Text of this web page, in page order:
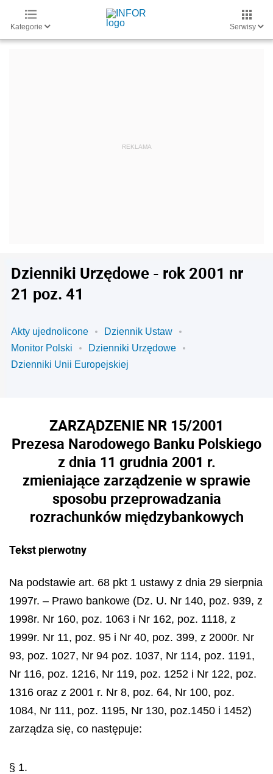
Kategorie Serwisy
Dzienniki Urzędowe - rok 2001 nr
21 poz. 41
Akty ujednolicone
Dziennik Ustaw
Monitor Polski
Dzienniki Urzędowe
Dzienniki Unii Europejskiej
ZARZĄDZENIE NR 15/2001
Prezesa Narodowego Banku Polskiego
z dnia 11 grudnia 2001 r.
zmieniające zarządzenie w sprawie
sposobu przeprowadzania
rozrachunków międzybankowych
Tekst pierwotny
Na podstawie art. 68 pkt 1 ustawy z dnia 29 sierpnia
1997r. – Prawo bankowe (Dz. U. Nr 140, poz. 939, z
1998r. Nr 160, poz. 1063 i Nr 162, poz. 1118, z
1999r. Nr 11, poz. 95 i Nr 40, poz. 399, z 2000r. Nr
93, poz. 1027, Nr 94 poz. 1037, Nr 114, poz. 1191,
Nr 116, poz. 1216, Nr 119, poz. 1252 i Nr 122, poz.
1316 oraz z 2001 r. Nr 8, poz. 64, Nr 100, poz.
1084, Nr 111, poz. 1195, Nr 130, poz.1450 i 1452)
zarządza się, co następuje:
§ 1.